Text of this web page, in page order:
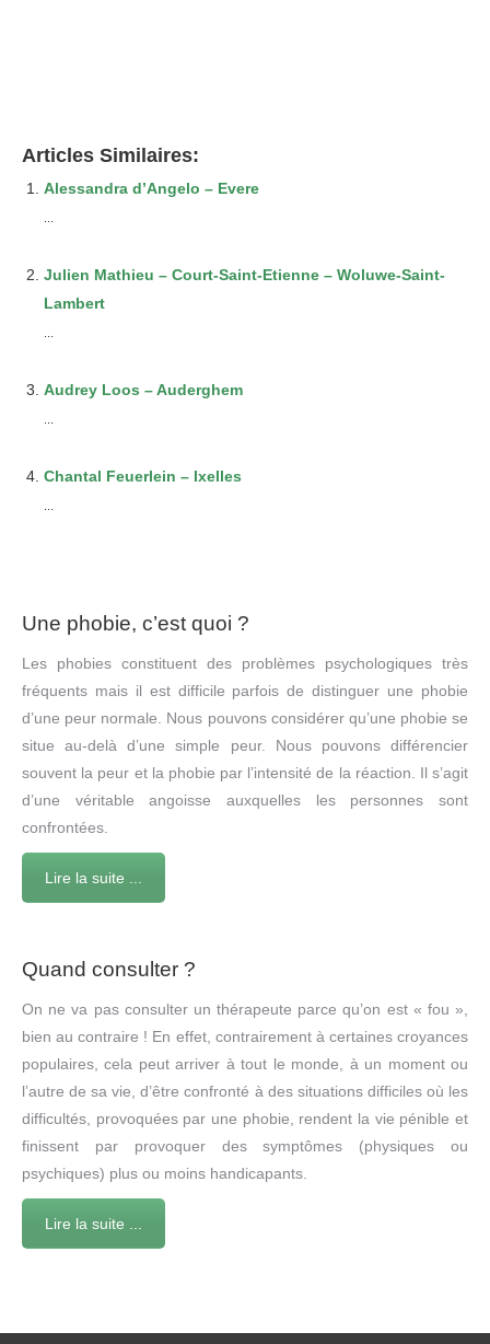
Articles Similaires:
Alessandra d’Angelo – Evere
...
Julien Mathieu – Court-Saint-Etienne – Woluwe-Saint-
Lambert
...
Audrey Loos – Auderghem
...
Chantal Feuerlein – Ixelles
...
Une phobie, c’est quoi ?
Les phobies constituent des problèmes psychologiques très
fréquents mais il est difficile parfois de distinguer une phobie
d’une peur normale. Nous pouvons considérer qu’une phobie se
situe au-delà d’une simple peur. Nous pouvons différencier
souvent la peur et la phobie par l’intensité de la réaction. Il s’agit
d’une véritable angoisse auxquelles les personnes sont
confrontées.
Lire la suite ...
Quand consulter ?
On ne va pas consulter un thérapeute parce qu’on est « fou »,
bien au contraire ! En effet, contrairement à certaines croyances
populaires, cela peut arriver à tout le monde, à un moment ou
l’autre de sa vie, d’être confronté à des situations difficiles où les
difficultés, provoquées par une phobie, rendent la vie pénible et
finissent par provoquer des symptômes (physiques ou
psychiques) plus ou moins handicapants.
Lire la suite ...